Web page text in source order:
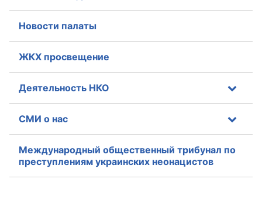
Новости палаты
ЖКХ просвещение
Деятельность НКО
СМИ о нас
Международный общественный трибунал по
преступлениям украинских неонацистов